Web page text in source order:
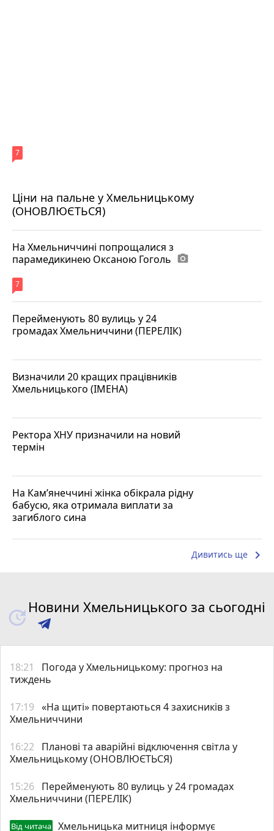
Ціни на пальне у Хмельницькому
(ОНОВЛЮЄТЬСЯ)
7
На Хмельниччині попрощалися з
парамедикинею Оксаною Гоголь photo_camera
7
Перейменують 80 вулиць у 24
громадах Хмельниччини (ПЕРЕЛІК)
Визначили 20 кращих працівників
Хмельницького (ІМЕНА)
Ректора ХНУ призначили на новий
термін
На Кам’янеччині жінка обікрала рідну
бабусю, яка отримала виплати за
загиблого сина
Дивитись ще keyboard_arrow_right
Новини Хмельницького за сьогодні
18:21
Погода у Хмельницькому: прогноз на
тиждень
17:19 «На щиті» повертаються 4 захисників з
Хмельниччини
16:22
Планові та аварійні відключення світла у
Хмельницькому (ОНОВЛЮЄТЬСЯ)
15:26 Перейменують 80 вулиць у 24 громадах
Хмельниччини (ПЕРЕЛІК)
Від читача Хмельницька митниця інформує